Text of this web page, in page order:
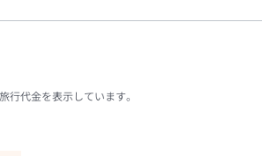
代金を表示しています。